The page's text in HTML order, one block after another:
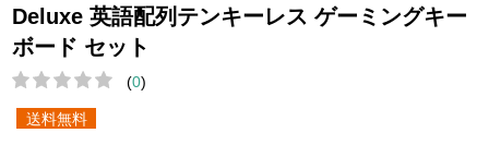
Deluxe 英語配列テンキーレス ゲーミングキー
ボード セット
(0)
送料無料